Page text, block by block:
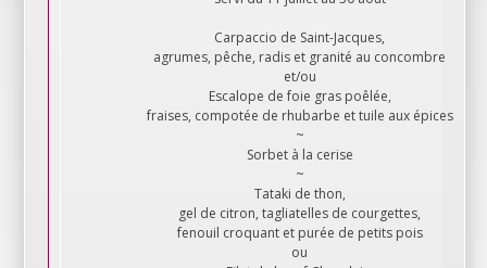
Carpaccio de Saint-Jacques,
agrumes, pêche, radis et granité au concombre
et/ou
Escalope de foie gras poêlée,
fraises, compotée de rhubarbe et tuile aux épices
~
Sorbet à la cerise
~
Tataki de thon,
gel de citron, tagliatelles de courgettes,
fenouil croquant et purée de petits pois
ou